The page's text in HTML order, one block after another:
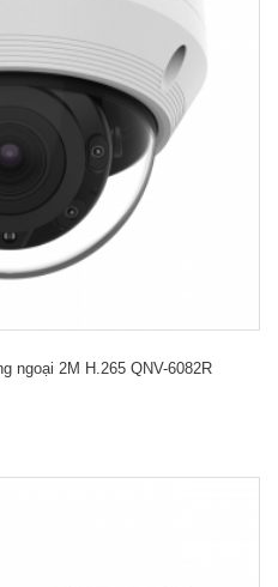
ngoại 2M H.265 QNV-6082R